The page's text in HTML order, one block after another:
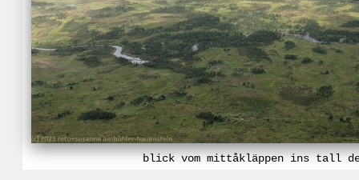
blick vom mittåkläppen ins tall